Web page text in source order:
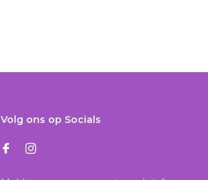
Volg ons op Socials